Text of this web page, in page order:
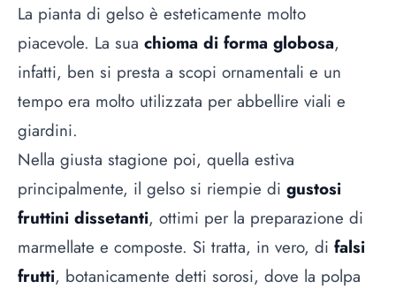
La pianta di gelso è esteticamente molto
piacevole. La sua chioma di forma globosa,
infatti, ben si presta a scopi ornamentali e un
tempo era molto utilizzata per abbellire viali e
giardini.
Nella giusta stagione poi, quella estiva
principalmente, il gelso si riempie di gustosi
fruttini dissetanti, ottimi per la preparazione di
marmellate e composte. Si tratta, in vero, di falsi
frutti, botanicamente detti sorosi, dove la polpa